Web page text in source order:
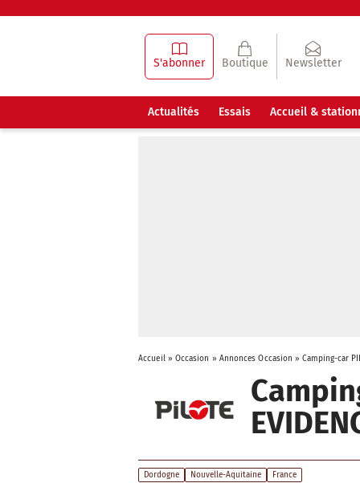
S'abonner Boutique Newsletter
Actualités Essais Accueil &
Accueil» Occasion » Annonces Occasion »Camping-car
Dordogne Nouvelle-Aquitaine France